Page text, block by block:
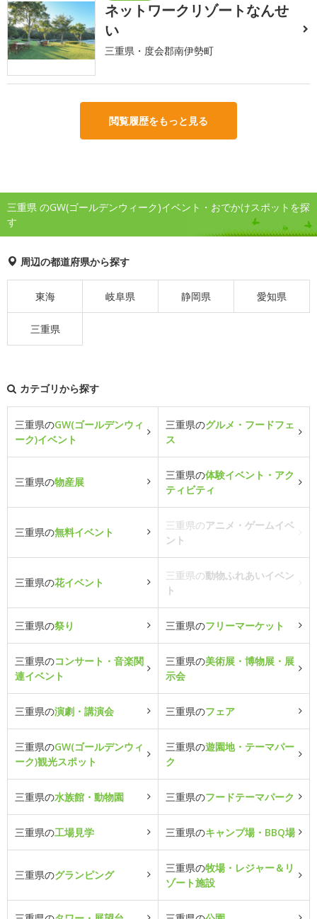
ネットワークリゾートなんせ
い
三重県・度会郡南伊勢町
閲覧履歴をもっと見る
三重県 のGW(ゴールデンウィーク)イベント・おでかけスポットを探
す
周辺の都道府県から探す
東海 岐阜県 静岡県 愛知県
三重県
カテゴリから探す
三重県のGW(ゴールデンウィ
ーク)イベント
三重県のグルメ・フードフェ
ス
三重県の物産展
三重県の体験イベント・アク
ティビティ
三重県の無料イベント
三重県のアニメ・ゲームイベ
ント
三重県の花イベント
三重県の動物ふれあいイベン
ト
三重県の祭り 三重県のフリーマーケット
三重県のコンサート・音楽関
連イベント
三重県の美術展・博物展・展
示会
三重県の演劇・講演会 三重県のフェア
三重県のGW(ゴールデンウィ
ーク)観光スポット
三重県の遊園地・テーマパー
ク
三重県の水族館・動物園 三重県のフードテーマパーク
三重県の工場見学 三重県のキャンプ場・BBQ場
三重県のグランピング
三重県の牧場・レジャー＆リ
ゾート施設